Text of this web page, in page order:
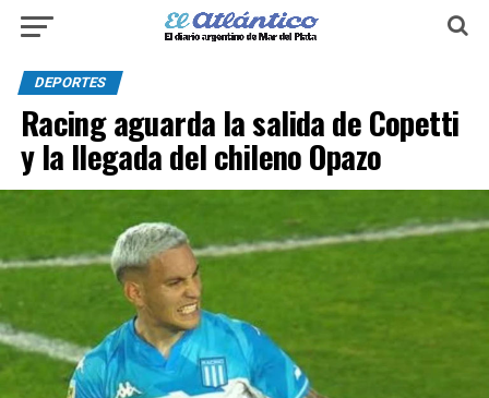
DEPORTES
Racing aguarda la salida de Copetti
y la llegada del chileno Opazo